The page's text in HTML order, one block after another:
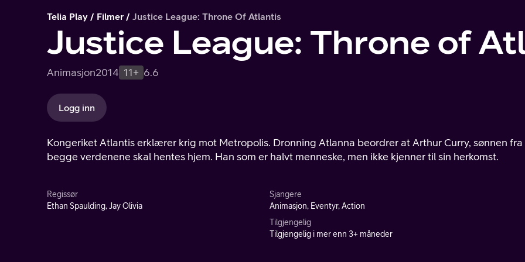
Telia Play Filmer Justice League: Throne Of Atlantis
Justice League: Throne of
Animasjon2014 11+ 6.6
Logg inn
Kongeriket Atlantis erklærer krig mot Metropolis. Dronning Atlanna beordrer at Arthur Curry, sønnen fra
begge verdenene skal hentes hjem. Han som er halvt menneske, men ikke kjenner til sin herkomst.
Regissør
Ethan Spaulding, Jay Olivia
Sjangere
Animasjon, Eventyr, Action
Tilgjengelig
Tilgjengelig i mer enn 3+ måneder